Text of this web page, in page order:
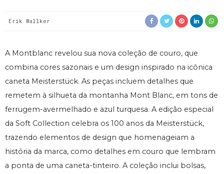
Erik Wallker
A Montblanc revelou sua nova coleção de couro, que
combina cores sazonais e um design inspirado na icônica
caneta Meisterstück. As peças incluem detalhes que
remetem à silhueta da montanha Mont Blanc, em tons de
ferrugem-avermelhado e azul turquesa. A edição especial
da Soft Collection celebra os 100 anos da Meisterstück,
trazendo elementos de design que homenageiam a
história da marca, como detalhes em couro que lembram
a ponta de uma caneta-tinteiro. A coleção inclui bolsas,